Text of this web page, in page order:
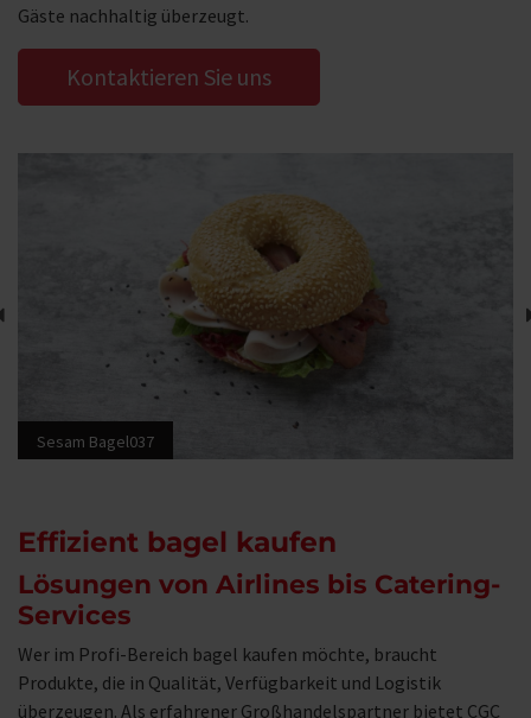
Gäste nachhaltig überzeugt.
Kontaktieren Sie uns
Sesam Bagel037
Effizient bagel kaufen
Lösungen von Airlines bis Catering-
Services
Wer im Profi-Bereich bagel kaufen möchte, braucht
Produkte, die in Qualität, Verfügbarkeit und Logistik
überzeugen. Als erfahrener Großhandelspartner bietet CGC